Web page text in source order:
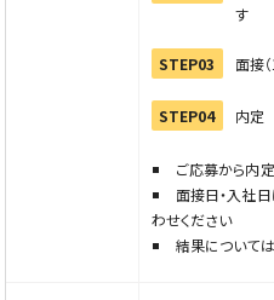
す
STEP03 面接
STEP04 内定
ご応募から内
面接日・入社
わせください
結果について